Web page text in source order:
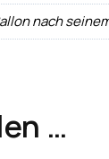
nach
…